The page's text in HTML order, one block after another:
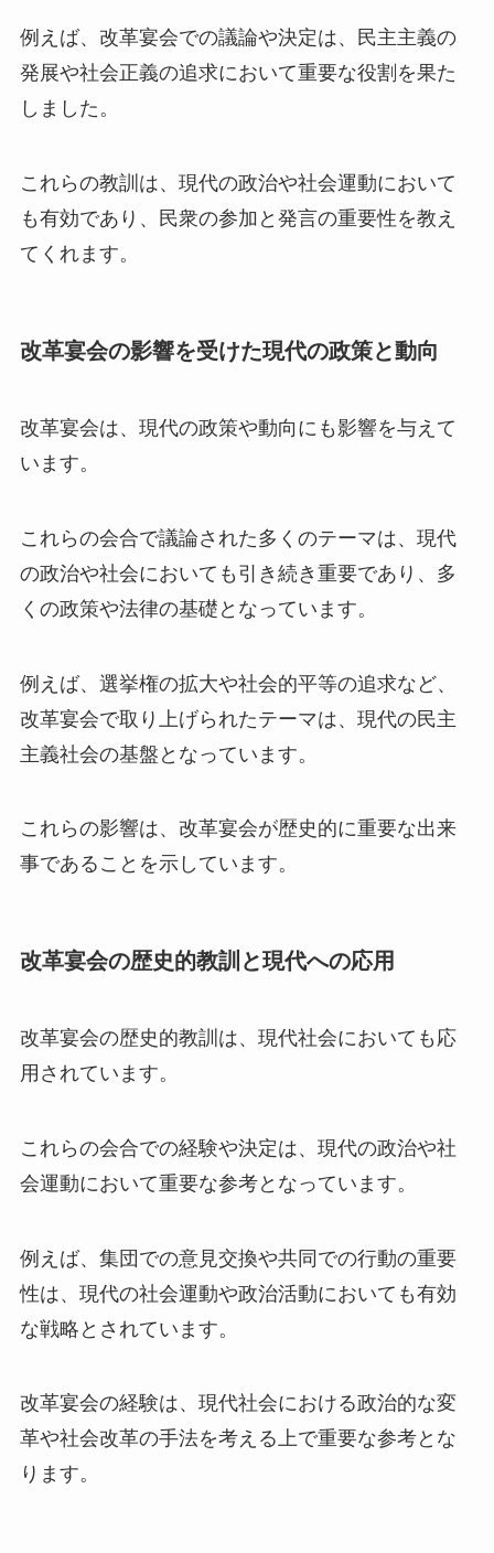
例えば、改革宴会での議論や決定は、民主主義の
発展や社会正義の追求において重要な役割を果た
しました。
これらの教訓は、現代の政治や社会運動において
も有効であり、民衆の参加と発言の重要性を教え
てくれます。
改革宴会の影響を受けた現代の政策と動向
改革宴会は、現代の政策や動向にも影響を与えて
います。
これらの会合で議論された多くのテーマは、現代
の政治や社会においても引き続き重要であり、多
くの政策や法律の基礎となっています。
例えば、選挙権の拡大や社会的平等の追求など、
改革宴会で取り上げられたテーマは、現代の民主
主義社会の基盤となっています。
これらの影響は、改革宴会が歴史的に重要な出来
事であることを示しています。
改革宴会の歴史的教訓と現代への応用
改革宴会の歴史的教訓は、現代社会においても応
用されています。
これらの会合での経験や決定は、現代の政治や社
会運動において重要な参考となっています。
例えば、集団での意見交換や共同での行動の重要
性は、現代の社会運動や政治活動においても有効
な戦略とされています。
改革宴会の経験は、現代社会における政治的な変
革や社会改革の手法を考える上で重要な参考とな
ります。